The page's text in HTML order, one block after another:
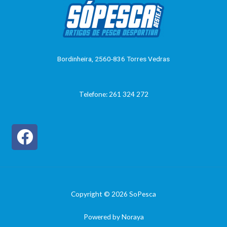
Bordinheira, 2560-836 Torres Vedras
Telefone: 261 324 272
Copyright © 2026 SoPesca
Powered by Noraya